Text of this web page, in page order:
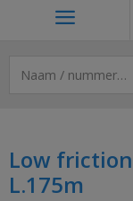
Low
L.175m